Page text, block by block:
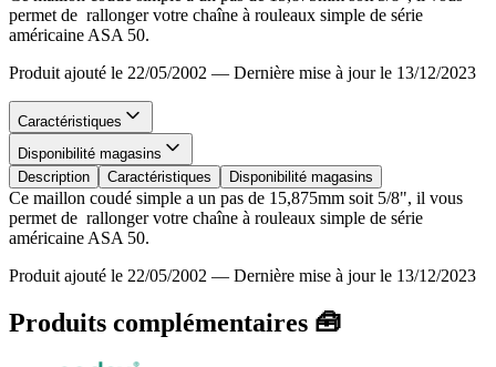
permet de rallonger votre chaîne à rouleaux simple de série
américaine ASA 50.
Produit ajouté le 22/05/2002 — Dernière mise à jour le 13/12/2023
Caractéristiques
Disponibilité magasins
Description
Caractéristiques Disponibilité magasins
Ce maillon coudé simple a un pas de 15,875mm soit 5/8", il vous
permet de rallonger votre chaîne à rouleaux simple de série
américaine ASA 50.
Produit ajouté le 22/05/2002 — Dernière mise à jour le 13/12/2023
Produits complémentaires 🧰